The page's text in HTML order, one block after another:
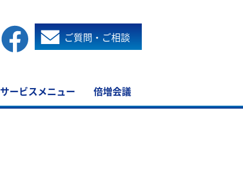
ご質問・ご相談
サービスメニュー 倍増会議